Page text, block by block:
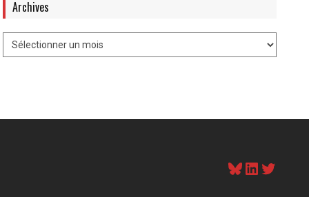
Archives
Bluesky